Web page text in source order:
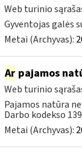
Web turinio
Gyventojas galės
Metai (Archyvas):
Arpajamos
Web turinio
Pajamos natūra
Darbo kodekso
Metai (Archyvas):